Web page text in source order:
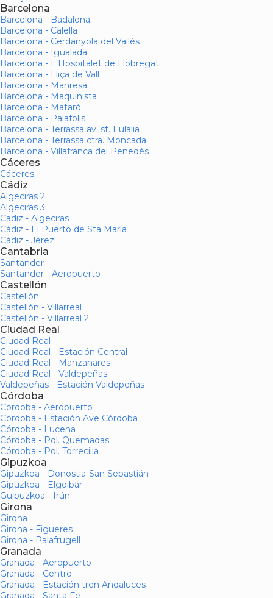
Barcelona
Barcelona - Badalona
Barcelona - Calella
Barcelona - Cerdanyola del Vallés
Barcelona - Igualada
Barcelona - L'Hospitalet de Llobregat
Barcelona - Lliça de Vall
Barcelona - Manresa
Barcelona - Maquinista
Barcelona - Mataró
Barcelona - Palafolls
Barcelona - Terrassa av. st. Eulalia
Barcelona - Terrassa ctra. Moncada
Barcelona - Villafranca del Penedés
Cáceres
Cáceres
Cádiz
Algeciras 2
Algeciras 3
Cadiz - Algeciras
Cádiz - El Puerto de Sta María
Cádiz - Jerez
Cantabria
Santander
Santander - Aeropuerto
Castellón
Castellón
Castellón - Villarreal
Castellón - Villarreal 2
Ciudad Real
Ciudad Real
Ciudad Real - Estación Central
Ciudad Real - Manzanares
Ciudad Real - Valdepeñas
Valdepeñas - Estación Valdepeñas
Córdoba
Córdoba - Aeropuerto
Córdoba - Estación Ave Córdoba
Córdoba - Lucena
Córdoba - Pol. Quemadas
Córdoba - Pol. Torrecilla
Gipuzkoa
Gipuzkoa - Donostia-San Sebastián
Gipuzkoa - Elgoibar
Guipuzkoa - Irún
Girona
Girona
Girona - Figueres
Girona - Palafrugell
Granada
Granada - Aeropuerto
Granada - Centro
Granada - Estación tren Andaluces
Granada - Santa Fe